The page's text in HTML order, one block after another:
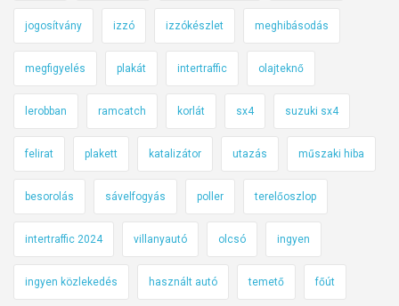
jogosítvány izzó izzókészlet meghibásodás
megfigyelés plakát intertraffic olajteknő
lerobban ramcatch korlát sx4 suzuki sx4
felirat plakett katalizátor utazás műszaki hiba
besorolás sávelfogyás poller terelőoszlop
intertraffic 2024 villanyautó olcsó ingyen
ingyen közlekedés használt autó temető főút